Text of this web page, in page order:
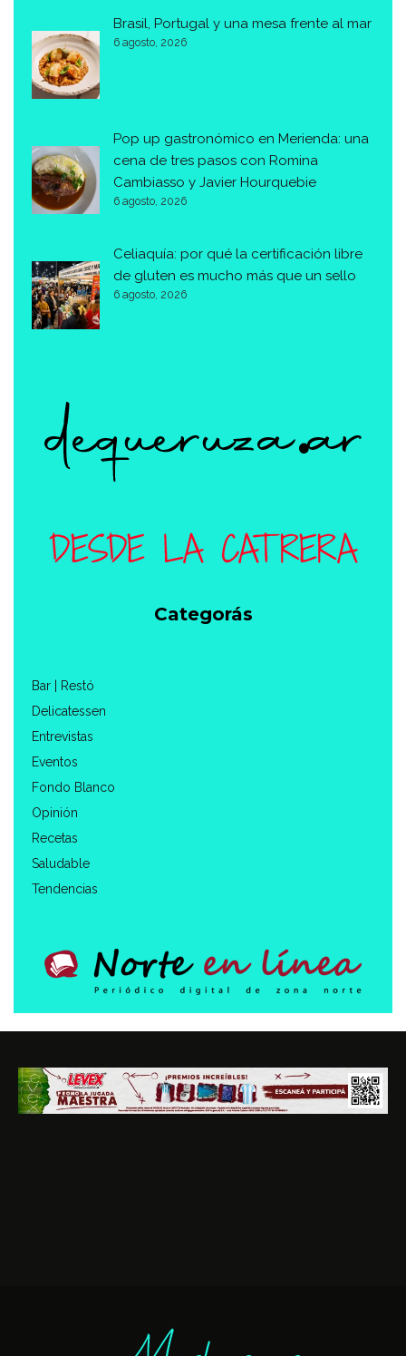
Brasil, Portugal y una mesa frente al mar
6 agosto, 2026
Pop up gastronómico en Merienda: una
cena de tres pasos con Romina
Cambiasso y Javier Hourquebie
6 agosto, 2026
Celiaquía: por qué la certificación libre
de gluten es mucho más que un sello
6 agosto, 2026
Categorás
Bar | Restó
Delicatessen
Entrevistas
Eventos
Fondo Blanco
Opinión
Recetas
Saludable
Tendencias